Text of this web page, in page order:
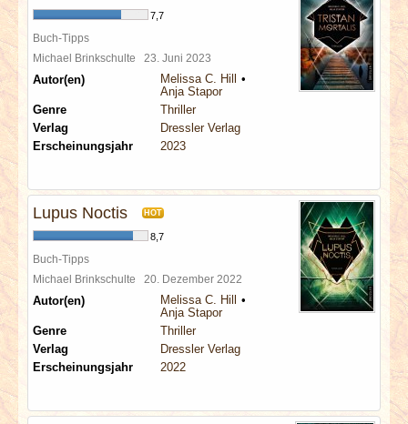
7,7
Buch-Tipps
Michael Brinkschulte 23. Juni 2023
Autor(en)
Melissa C. Hill
Anja Stapor
Genre
Thriller
Verlag
Dressler Verlag
Erscheinungsjahr
2023
Lupus Noctis HOT
8,7
Buch-Tipps
Michael Brinkschulte 20. Dezember 2022
Autor(en)
Melissa C. Hill
Anja Stapor
Genre
Thriller
Verlag
Dressler Verlag
Erscheinungsjahr
2022